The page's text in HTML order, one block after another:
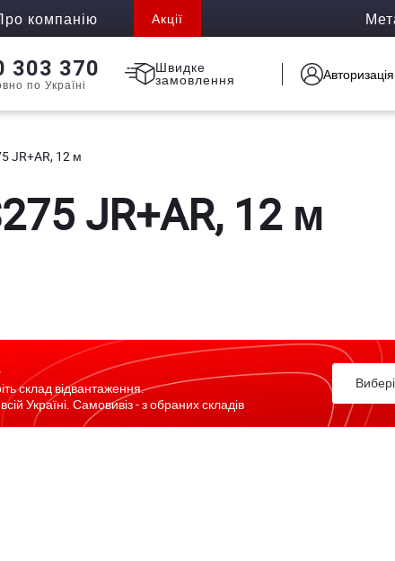
компанію Акції
303 370
по Україні
Швидке
замовлення Авторизація
JR+AR, 12 м
JR+AR, 12 м
склад відвантаження.
Україні. Самовивіз - з обраних складів